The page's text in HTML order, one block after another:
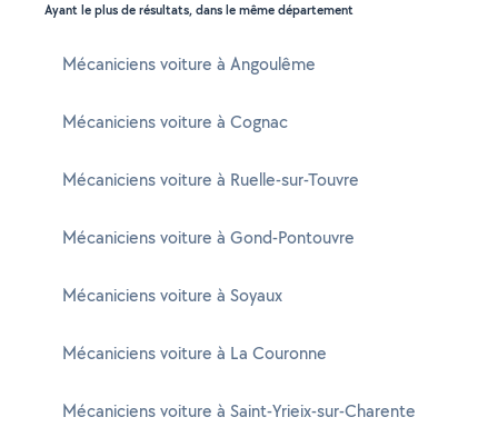
Ayant le plus de résultats, dans le même département
Mécaniciens voiture à Angoulême
Mécaniciens voiture à Cognac
Mécaniciens voiture à Ruelle-sur-Touvre
Mécaniciens voiture à Gond-Pontouvre
Mécaniciens voiture à Soyaux
Mécaniciens voiture à La Couronne
Mécaniciens voiture à Saint-Yrieix-sur-Charente